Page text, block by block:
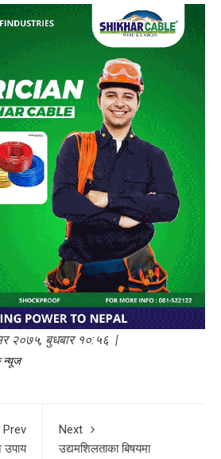
२०७५, बुधबार १०:५६ |
न्यूज
Prev
उपाय
Next
उद्यमशिलताका बिषयमा